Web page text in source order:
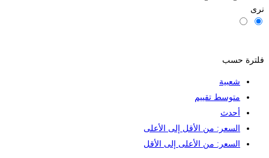
نرى
فلترة حسب
شعبية
متوسط تقييم
أحدث
السعر: من الأقل إلى الأعلى
السعر: من الأعلى إلى الأقل